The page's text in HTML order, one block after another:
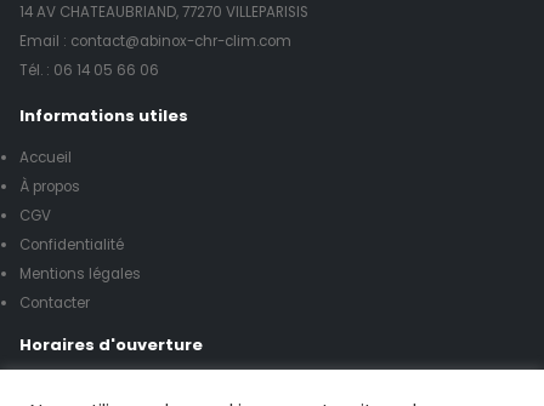
14 AV CHATEAUBRIAND, 77270 VILLEPARISIS
Email : contact@abinox-chr-clim.com
Tél. : 06 14 05 66 06
Informations utiles
Accueil
À propos
CGV
Confidentialité
Mentions légales
Contacter
Horaires d'ouverture